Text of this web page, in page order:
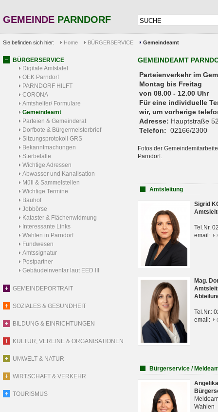
GEMEINDE PARNDORF
Sie befinden sich hier: Home BÜRGERSERVICE Gemeindeamt
BÜRGERSERVICE
Digitale Amtstafel
ÖEK Parndorf
PARNDORF HILFT
CORONA
Amtshelfer/ Formulare
Gemeindeamt
Parteien & Gemeinderat
Dorfbote & Bürgermeisterbrief
Sitzungsprotokoll GRS
Bekanntmachungen
Sterbefälle
Wichtige Adressen
Abwasser und Kanalisation
Müll & Sammelstellen
Wichtige Termine
Bauhof
Jobbörse
Kataster & Flächenwidmung
Interessante Links
Wahlen in Parndorf
Fundwesen
Amtssignatur
Postpartner
Gebäudeinventar laut EED III
GEMEINDEPORTRAIT
SOZIALES & GESUNDHEIT
BILDUNG & EINRICHTUNGEN
KULTUR, VEREINE & ORGANISATIONEN
UMWELT & NATUR
WIRTSCHAFT & VERKEHR
TOURISMUS
GEMEINDEAMT
Parteienverkehr
Montag bis Freitag
von 08.00 - 12.00 Uhr
Für eine individuelle
wir, um vorherige
Adresse: Hauptstraße
Telefon: 02166/2300
Fotos der
Parndorf.
Amtsleitung
Sigrid
Tel.Nr.
email:
Mag.
Tel.Nr.:
email:
Bürgerservice /
Wahlen